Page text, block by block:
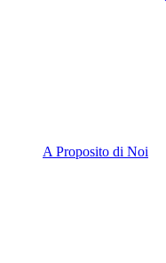
A Proposito di Noi